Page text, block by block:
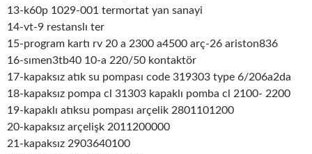
13-k60p 1029-001 termortat yan sanayi
14-vt-9 restanslı ter
15-program kartı rv 20 a 2300 a4500 arç-26 ariston836
16-sımen3tb40 10-a 220/50 kontaktör
17-kapaksız atık su pompası code 319303 type 6/206a2da
18-kapaksız pompa cl 31303 kapaklı pomba cl 2100- 2200
19-kapaklı atıksu pompası arçelik 2801101200
20-kapaksız arçelişk 2011200000
21-kapaksız 2903640100